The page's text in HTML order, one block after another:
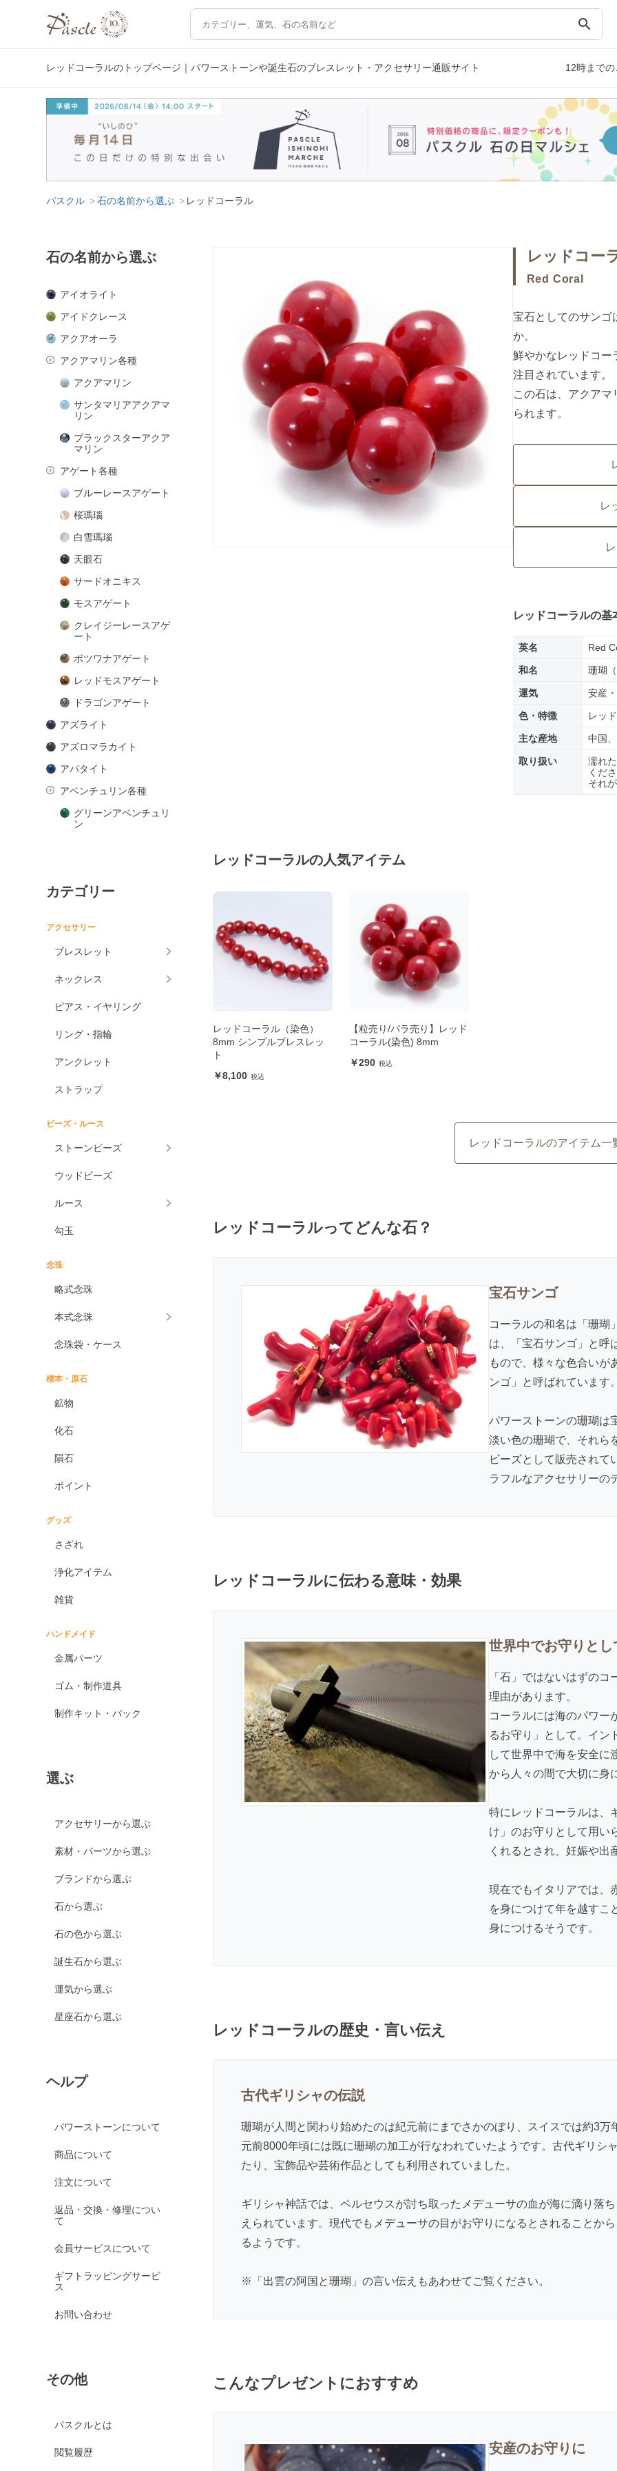
search
レッドコーラルのトップページ｜パワーストーンや誕生石のブレスレット・アクセサリー通販サイト 12時まで
パスクル 石の名前から選ぶ レッドコーラル
石の名前から選ぶ
アイオライト
アイドクレース
アクアオーラ
アクアマリン各種
アクアマリン
サンタマリアアクアマ
リン
ブラックスターアクア
マリン
アゲート各種
ブルーレースアゲート
桜瑪瑙
白雪瑪瑙
天眼石
サードオニキス
モスアゲート
クレイジーレースアゲ
ート
ボツワナアゲート
レッドモスアゲート
ドラゴンアゲート
アズライト
アズロマラカイト
アパタイト
アベンチュリン各種
グリーンアベンチュリ
ン
オレンジアベンチュリ
アマゾナイト
アメジスト各種
グリーンアメジスト
ケープアメジスト
ル
アメトリン
アンモライト
出雲石
一位
イーグルアイ
ヴァーダイト
オニキス各種
ブラックマトリックス
ドラゴンアイ
ン
シディアン
スノーフレークオブシ
マホガニーオブシディ
ピンクカルサイト
イエローカルサイト
オレンジカルサイト
カルセドニー各種
ホワイトカルセドニー
ガーネット
オレンジガーネット
グリーンガーネット
クイーンコンクシェル
ブルークォーツァイト
クリスタル各種
クリスタル（本水晶）
カテゴリー
アクセサリー
ブレスレット
ネックレス
ピアス・イヤリング
リング・指輪
アンクレット
ストラップ
ビーズ・ルース
ストーンビーズ
ウッドビーズ
ルース
勾玉
念珠
略式念珠
本式念珠
念珠袋・ケース
標本・原石
鉱物
化石
隕石
ポイント
グッズ
さざれ
浄化アイテム
雑貨
ハンドメイド
金属パーツ
ゴム・制作道具
制作キット・パック
選ぶ
アクセサリーから選ぶ
素材・パーツから選ぶ
ブランドから選ぶ
石から選ぶ
石の色から選ぶ
誕生石から選ぶ
運気から選ぶ
星座石から選ぶ
ヘルプ
パワーストーンについて
商品について
注文について
返品・交換・修理につい
て
会員サービスについて
ギフトラッピングサービ
ス
お問い合わせ
その他
パスクルとは
閲覧履歴
レッドコー
Red Coral
宝石としてのサンゴ
か。
鮮やかなレッドコー
注目されています。
この石は、アクア
られます。
レ
レッドコーラルの基
英名 Red
和名 珊瑚
運気 安産
色・特徴 レッ
主な産地 中国
取り扱い
濡れ
くだ
それ
レッドコーラルの人気アイテム
レッドコーラル（染色）
8mm シンプルブレスレッ
ト
8,100
【粒売り/バラ売り】レッド
コーラル(染色) 8mm
290
レッドコーラルのアイテム一
レッドコーラルってどんな石？
宝石サンゴ
コーラルの和名は「珊瑚
は、「宝石サンゴ」と呼
もので、様々な色合いが
ンゴ」と呼ばれています
パワーストーンの珊瑚は
淡い色の珊瑚で、それら
ビーズとして販売されて
ラフルなアクセサリーの
レッドコーラルに伝わる意味・効果
世界中でお守りと
「石」ではないはずの
理由があります。
コーラルには海のパワー
るお守り」として。イン
して世界中で海を安全に
から人々の間で大切に身
特にレッドコーラルは、
け」のお守りとして用い
くれるとされ、妊娠や出
現在でもイタリアでは、
を身につけて年を越すこ
身につけるそうです。
レッドコーラルの歴史・言い伝え
古代ギリシャの伝説
珊瑚が人間と関わり始めたのは紀元前にまでさかのぼり、スイスでは約3
元前8000年頃には既に珊瑚の加工が行なわれていたようです。古代ギリシ
たり、宝飾品や芸術作品としても利用されていました。
ギリシャ神話では、ペルセウスが討ち取ったメデューサの血が海に滴り落
えられています。現代でもメデューサの目がお守りになるとされることか
るようです。
※ 「出雲の阿国と珊瑚」の言い伝え もあわせてご覧ください。
こんなプレゼントにおすすめ
安産のお守りに